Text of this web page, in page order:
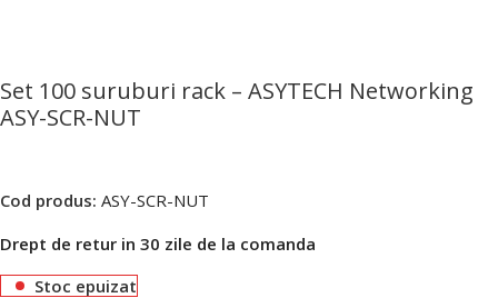
Set 100 suruburi rack – ASYTECH Networking
ASY-SCR-NUT
Cod produs: ASY-SCR-NUT
Drept de retur in 30 zile de la comanda
Stoc epuizat